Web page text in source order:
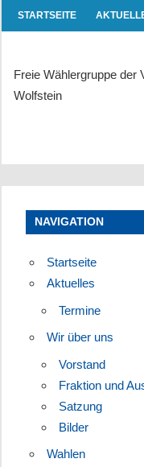
Zum
Inhalt
STARTSEITE
Freie Wählergruppe der
Wolfstein
NAVIGATION
Startseite
Aktuelles
Termine
Wir über uns
Vorstand
Fraktion und
Satzung
Bilder
Wahlen